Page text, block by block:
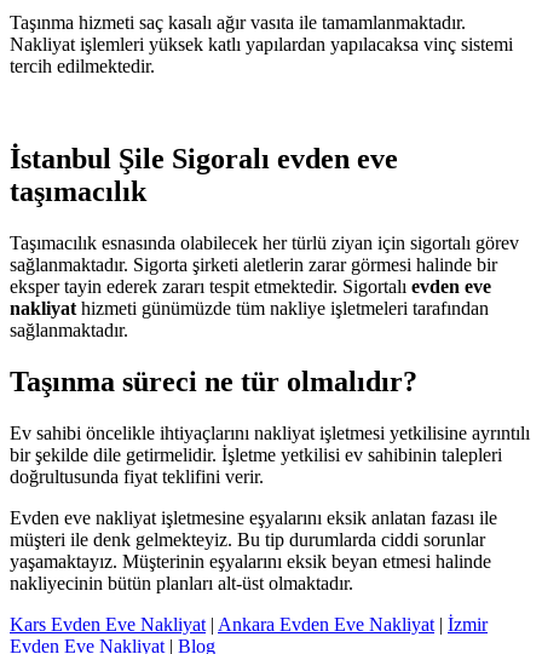
Taşınma hizmeti saç kasalı ağır vasıta ile tamamlanmaktadır.
Nakliyat işlemleri yüksek katlı yapılardan yapılacaksa vinç sistemi
tercih edilmektedir.
İstanbul Şile Sigoralı evden eve
taşımacılık
Taşımacılık esnasında olabilecek her türlü ziyan için sigortalı görev
sağlanmaktadır. Sigorta şirketi aletlerin zarar görmesi halinde bir
eksper tayin ederek zararı tespit etmektedir. Sigortalı evden eve
nakliyat hizmeti günümüzde tüm nakliye işletmeleri tarafından
sağlanmaktadır.
Taşınma süreci ne tür olmalıdır?
Ev sahibi öncelikle ihtiyaçlarını nakliyat işletmesi yetkilisine ayrıntılı
bir şekilde dile getirmelidir. İşletme yetkilisi ev sahibinin talepleri
doğrultusunda fiyat teklifini verir.
Evden eve nakliyat işletmesine eşyalarını eksik anlatan fazası ile
müşteri ile denk gelmekteyiz. Bu tip durumlarda ciddi sorunlar
yaşamaktayız. Müşterinin eşyalarını eksik beyan etmesi halinde
nakliyecinin bütün planları alt-üst olmaktadır.
Kars Evden Eve Nakliyat | Ankara Evden Eve Nakliyat | İzmir
Evden Eve Nakliyat | Blog